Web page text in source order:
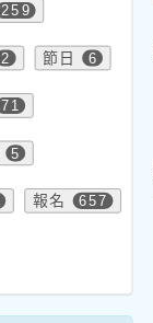
259
2 節日 6
71
5
報名 657